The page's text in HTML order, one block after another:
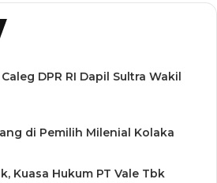
DPR RI Dapil Sultra Wakil
di Pemilih Milenial Kolaka
Kuasa Hukum PT Vale Tbk